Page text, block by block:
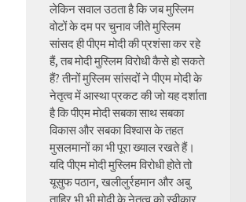
लेकिन सवाल उठता है कि जब मुस्लिम
वोटों के दम पर चुनाव जीते मुस्लिम
सांसद ही पीएम मोदी की प्रशंसा कर रहे
हैं, तब मोदी मुस्लिम विरोधी कैसे हो सकते
हैं? तीनों मुस्लिम सांसदों ने पीएम मोदी के
नेतृत्व में आस्था प्रकट की जो यह दर्शाता
है कि पीएम मोदी सबका साथ सबका
विकास और सबका विश्वास के तहत
मुसलमानों का भी पूरा ख्याल रखते हैं।
यदि पीएम मोदी मुस्लिम विरोधी होते तो
यूसुफ पठान, खलीलुर्रहमान और अबु